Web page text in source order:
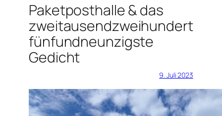
Paketposthalle & das
zweitausendzweihundert
fünfundneunzigste
Gedicht
9. Juli 2023